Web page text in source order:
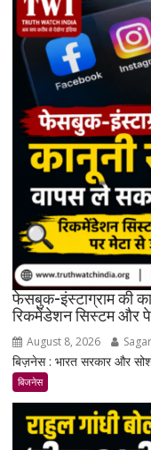
फेसबुक-इंस्टाग्राम की
रिकमेंडेशन सिस्टम और
August 8, 2026
बिज़नेस : भारत सरकार और
बिजनेस